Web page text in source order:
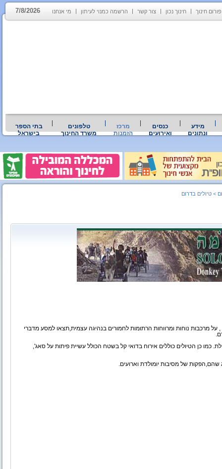
פורום חינוך חינוך נכון צור קשר הרשמה כמנוי לעיתון מי אנחנו 7/8/2026
מידע
ונתונים
כנסים
ואירועים
מרכז
הזמנות
טלפונים
משרד החינוך
בתי הספר
בישראל
> טיולים בדרום
מרכבות נוחות ומרווחות הרתומות לחמורים בנהיגה עצמית,תצאו למסע מדברי
כמו כן הטיולים כוללים אירוח בדואי קל בשטח הכולל עשיית פיתות על סאג',
של מסיבות יומולדת וארועים.